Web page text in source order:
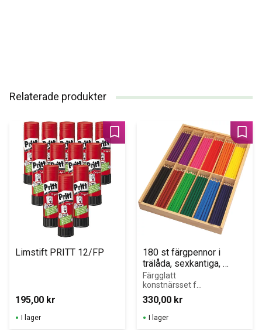
Relaterade produkter
Limstift PRITT 12/FP
195,00 kr
Lägg till i favoriter
I lager
180 st färgpennor i
trälåda, sexkantiga,
smala, 12 färger
Färgglatt
konstnärsset för
barn med 180
färgpennor i 12
livfulla nyanser.
330,00 kr
I lager